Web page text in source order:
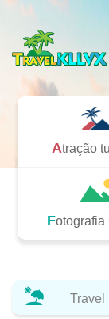
Atração
Travel